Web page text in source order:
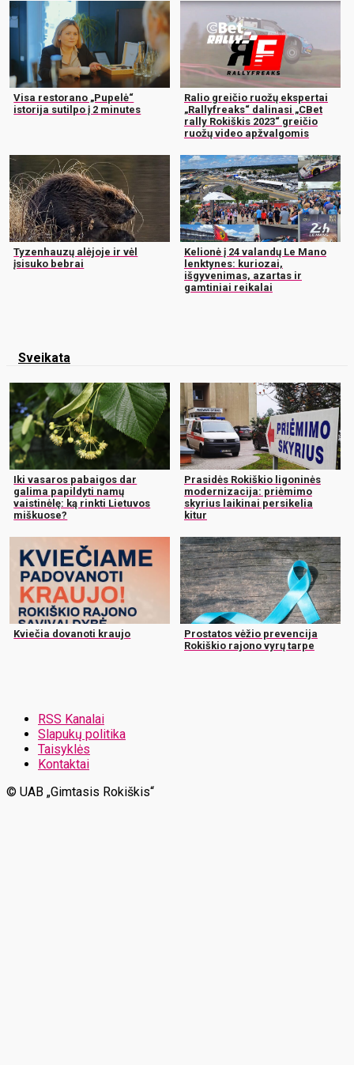
Visa restorano „Pupelė“
istorija sutilpo į 2 minutes
Ralio greičio ruožų ekspertai
„Rallyfreaks“ dalinasi „CBet
rally Rokiškis 2023“ greičio
ruožų video apžvalgomis
Tyzenhauzų alėjoje ir vėl
įsisuko bebrai
Kelionė į 24 valandų Le Mano
lenktynes: kuriozai,
išgyvenimas, azartas ir
gamtiniai reikalai
Sveikata
Iki vasaros pabaigos dar
galima papildyti namų
vaistinėlę: ką rinkti Lietuvos
miškuose?
Prasidės Rokiškio ligoninės
modernizacija: priėmimo
skyrius laikinai persikelia
kitur
Kviečia dovanoti kraujo
Prostatos vėžio prevencija
Rokiškio rajono vyrų tarpe
RSS Kanalai
Slapukų politika
Taisyklės
Kontaktai
© UAB „Gimtasis Rokiškis“